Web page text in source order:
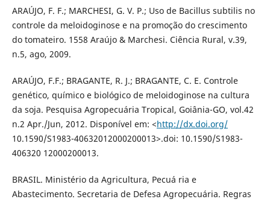
ARAÚJO, F. F.; MARCHESI, G. V. P.; Uso de Bacillus subtilis no
controle da meloidoginose e na promoção do crescimento
do tomateiro. 1558 Araújo & Marchesi. Ciência Rural, v.39,
n.5, ago, 2009.
ARAÚJO, F.F.; BRAGANTE, R. J.; BRAGANTE, C. E. Controle
genético, químico e biológico de meloidoginose na cultura
da soja. Pesquisa Agropecuária Tropical, Goiânia-GO, vol.42
n.2 Apr./Jun, 2012. Disponível em: <http://dx.doi.org/
10.1590/S1983-40632012000200013>.doi: 10.1590/S1983-
406320 12000200013.
BRASIL. Ministério da Agricultura, Pecuá ria e
Abastecimento. Secretaria de Defesa Agropecuária. Regras